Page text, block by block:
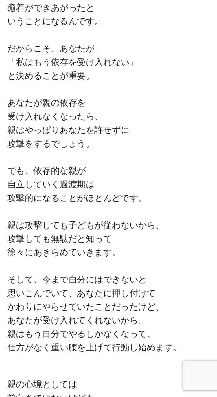
癒着ができあがったと
いうことになるんです。
だからこそ、あなたが
「私はもう依存を受け入れない」
と決めることが重要。
あなたが親の依存を
受け入れなくなったら、
親はやっぱりあなたを許せずに
攻撃をするでしょう。
でも、依存的な親が
自立していく過渡期は
攻撃的になることがほとんどです。
親は攻撃しても子どもが従わないから、
攻撃しても無駄だと知って
徐々にあきらめていきます。
そして、今まで自分にはできないと
思いこんでいて、あなたに押し付けて
かわりにやらせていたことだったけど、
あなたが受け入れてくれないから、
親はもう自分でやるしかなくなって、
仕方がなく重い腰を上げて行動し始めます。
親の心境としては